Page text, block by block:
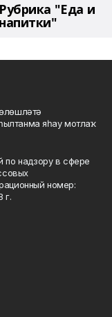
Рубрика "Еда и
напитки"
яһау мотлаҡ.
по надзору в сфере
номер:
г.